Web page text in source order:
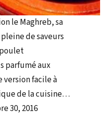
le Maghreb, sa
de saveurs
parfumé aux
version facile à
de la cuisine…
30, 2016